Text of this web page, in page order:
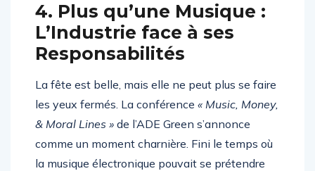
4. Plus qu’une Musique :
L’Industrie face à ses
Responsabilités
La fête est belle, mais elle ne peut plus se faire
les yeux fermés. La conférence « Music, Money,
& Moral Lines » de l’ADE Green s’annonce
comme un moment charnière. Fini le temps où
la musique électronique pouvait se prétendre